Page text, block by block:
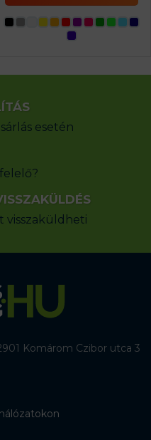
esetén
visszaküldheti
Komárom Czibor utca 3